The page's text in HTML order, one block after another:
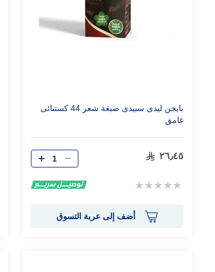
بايجن ليدى سبيدى صبغة شعر 44 كستنائى
غامق
٢٦٫٤٥
Rating:
الكمية
أضف إلى عربة التسوق